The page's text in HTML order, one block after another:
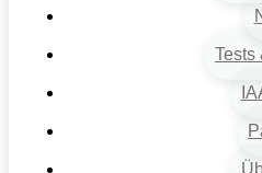
Tests